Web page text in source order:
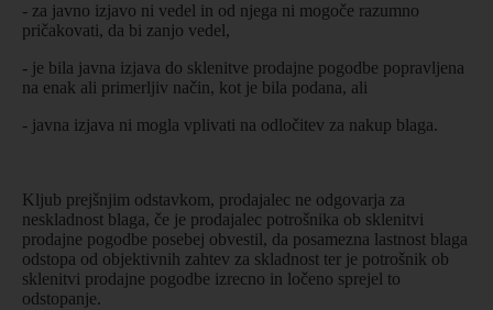
- za javno izjavo ni vedel in od njega ni mogoče razumno
pričakovati, da bi zanjo vedel,
- je bila javna izjava do sklenitve prodajne pogodbe popravljena
na enak ali primerljiv način, kot je bila podana, ali
- javna izjava ni mogla vplivati na odločitev za nakup blaga.
Kljub prejšnjim odstavkom, prodajalec ne odgovarja za
neskladnost blaga, če je prodajalec potrošnika ob sklenitvi
prodajne pogodbe posebej obvestil, da posamezna lastnost blaga
odstopa od objektivnih zahtev za skladnost ter je potrošnik ob
sklenitvi prodajne pogodbe izrecno in ločeno sprejel to
odstopanje.